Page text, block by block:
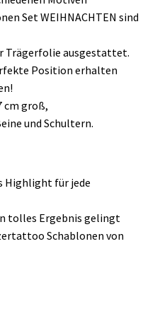
Set WEIHNACHTEN sind
Trägerfolie ausgestattet.
Position erhalten
cm groß,
und Schultern.
Highlight für jede
tolles Ergebnis gelingt
Schablonen von